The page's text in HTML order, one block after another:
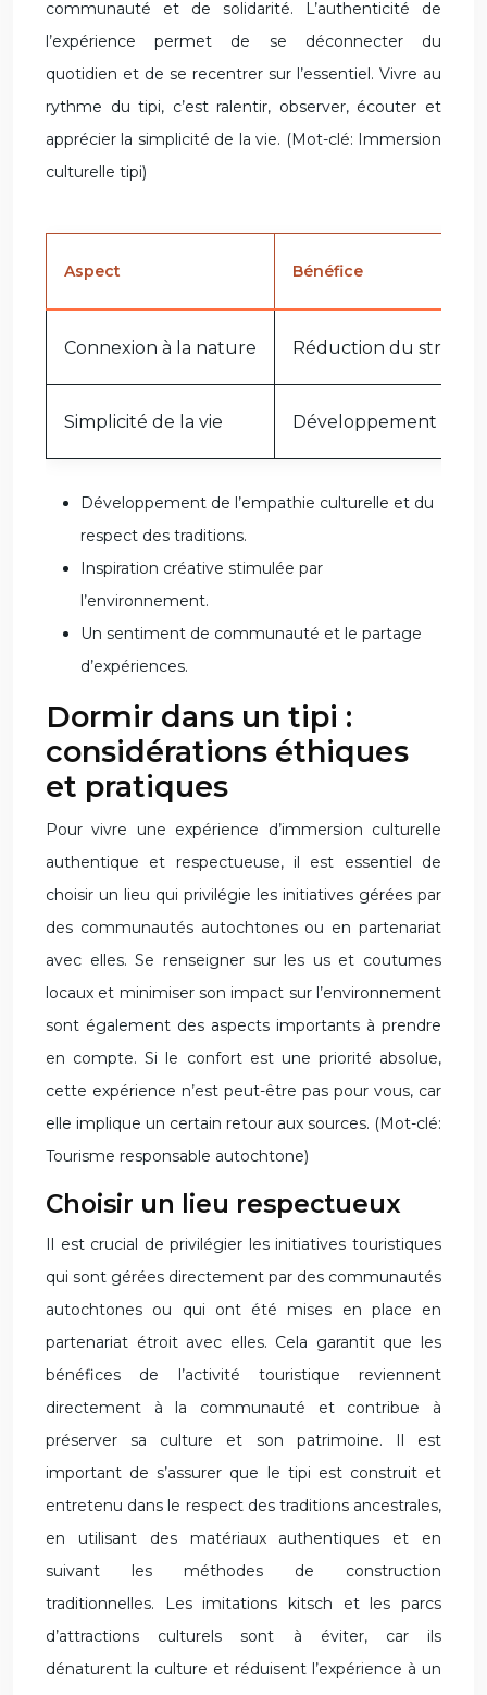
communauté et de solidarité. L’authenticité de
l’expérience permet de se déconnecter du
quotidien et de se recentrer sur l’essentiel. Vivre au
rythme du tipi, c’est ralentir, observer, écouter et
apprécier la simplicité de la vie. (Mot-clé: Immersion
culturelle tipi)
Aspect Bénéfice
Connexion à la nature Réduction du stress
Simplicité de la vie Développement de
Développement de l’empathie culturelle et du
respect des traditions.
Inspiration créative stimulée par
l’environnement.
Un sentiment de communauté et le partage
d’expériences.
Dormir dans un tipi :
considérations éthiques
et pratiques
Pour vivre une expérience d’immersion culturelle
authentique et respectueuse, il est essentiel de
choisir un lieu qui privilégie les initiatives gérées par
des communautés autochtones ou en partenariat
avec elles. Se renseigner sur les us et coutumes
locaux et minimiser son impact sur l’environnement
sont également des aspects importants à prendre
en compte. Si le confort est une priorité absolue,
cette expérience n’est peut-être pas pour vous, car
elle implique un certain retour aux sources. (Mot-clé:
Tourisme responsable autochtone)
Choisir un lieu respectueux
Il est crucial de privilégier les initiatives touristiques
qui sont gérées directement par des communautés
autochtones ou qui ont été mises en place en
partenariat étroit avec elles. Cela garantit que les
bénéfices de l’activité touristique reviennent
directement à la communauté et contribue à
préserver sa culture et son patrimoine. Il est
important de s’assurer que le tipi est construit et
entretenu dans le respect des traditions ancestrales,
en utilisant des matériaux authentiques et en
suivant les méthodes de construction
traditionnelles. Les imitations kitsch et les parcs
d’attractions culturels sont à éviter, car ils
dénaturent la culture et réduisent l’expérience à un